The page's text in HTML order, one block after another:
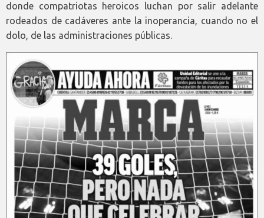
donde compatriotas heroicos luchan por salir adelante
rodeados de cadáveres ante la inoperancia, cuando no el
dolo, de las administraciones públicas.